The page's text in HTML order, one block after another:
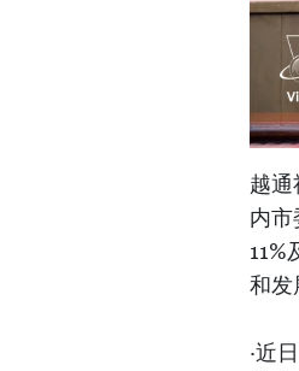
越
内市
11%
和发
·近